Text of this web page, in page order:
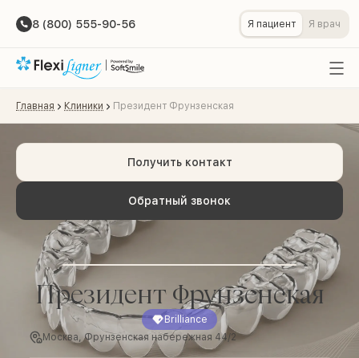
8 (800) 555-90-56 Я пациент Я врач
Главная Клиники Президент Фрунзенская
Обратный звонок
Получить контакт
Президент Фрунзенская
Brilliance
Москва, Фрунзенская набережная 44/2